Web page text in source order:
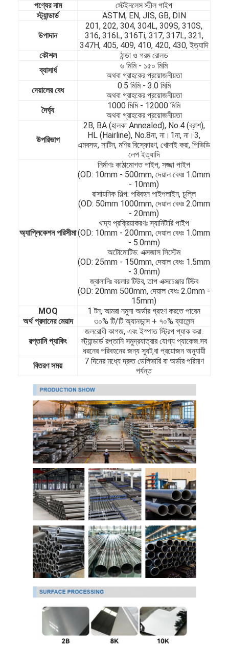
বাড়ি
পণ্য
ভিডিও
আমাদের সম্বন্ধে
কারখানা ভ্রমণ
গুণগত মান নিয়ন্ত্রণ
যোগাযোগ করুন
খবর
কোল্ড রোলড স্টেইনলেস স্টিল শীট
কোল্ড রোলড স্টেইনলেস স্টিলের কয়েল
হট ঘূর্ণিত স্টেইনলেস স্টীল শীট
গরম ঘূর্ণিত স্টেইনলেস স্টীল কুণ্ডলী
পণ্যের নাম
স্টেইনলেস স্টীল পাইপ
স্ট্যান্ডার্ড
ASTM, EN, JIS, GB, DIN
উপাদান
201, 202, 304, 304L, 309S, 310S,
316, 316L, 316Ti, 317, 317L, 321,
347H, 405, 409, 410, 420, 430, ইত্যাদি
কৌশল
ঠান্ডা ও গরম রোলড
ব্যাসার্ধ
৬ মিমি - ১৫০ মিমি
অথবা গ্রাহকের প্রয়োজনীয়তা
দেয়ালের বেধ
0.5 মিমি - 3.0 মিমি
অথবা গ্রাহকের প্রয়োজনীয়তা
দৈর্ঘ্য
1000 মিমি - 12000 মিমি
অথবা গ্রাহকের প্রয়োজনীয়তা
উপরিভাগ
2B, BA (হালকা Annealed), No.4 (ব্রাশ),
HL (Hairline), No.8না, না।1না, না।3,
এমবসড, সাটিন, মণির বিস্ফোরণ, খোদাই করা, পিভিডি
লেপ ইত্যাদি
অ্যাপ্লিকেশন পরিসীমা
নির্মাণঃ কাঠামোগত পাইপ, সজ্জা পাইপ
(OD: 10mm - 500mm, দেয়াল বেধঃ 1.0mm
- 10mm)
রাসায়নিক শিল্প: পরিবহন পাইপলাইন, চুল্লি
(OD: 50mm 1000mm, দেয়াল বেধঃ 2.0mm
- 20mm)
খাদ্য প্রক্রিয়াকরণঃ স্যানিটারি পাইপ
(OD: 10mm - 200mm, দেয়াল বেধঃ 1.0mm
- 5.0mm)
অটোমোটিভ: এক্সজাস সিস্টেম
(OD: 25mm - 150mm, দেয়াল বেধঃ 1.5mm
- 3.0mm)
জ্বালানিঃ বয়লার টিউব, তাপ এক্সচেঞ্জার টিউব
(OD: 20mm 500mm, দেয়াল বেধঃ 2.0mm -
15mm)
MOQ
1 টন, আমরা নমুনা অর্ডার গ্রহণ করতে পারেন
অর্থ প্রদানের মেয়াদ
৩০% টি/টি অ্যানডান্স + ৭০% ব্যালেন্স
রপ্তানি প্যাকিং
জলরোধী কাগজ, এবং ইস্পাত স্ট্রিপ প্যাক করা.
স্ট্যান্ডার্ড রপ্তানি সমুদ্রযাত্রার যোগ্য প্যাকেজ.সব
ধরনের পরিবহনের জন্য স্যুট,বা প্রয়োজন অনুযায়ী
বিতরণ সময়
7 দিনের মধ্যে দ্রুত ডেলিভারি বা অর্ডার পরিমাণ
পর্যন্ত